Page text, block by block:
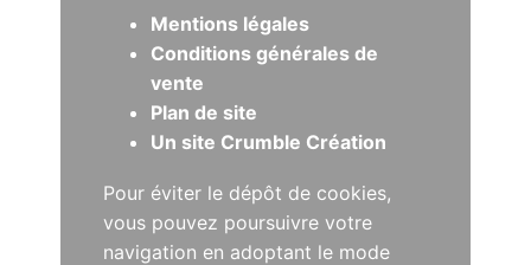
Mentions légales
Conditions générales de
vente
Plan de site
Un site Crumble Création
Pour éviter le dépôt de cookies,
vous pouvez poursuivre votre
navigation en adoptant le mode